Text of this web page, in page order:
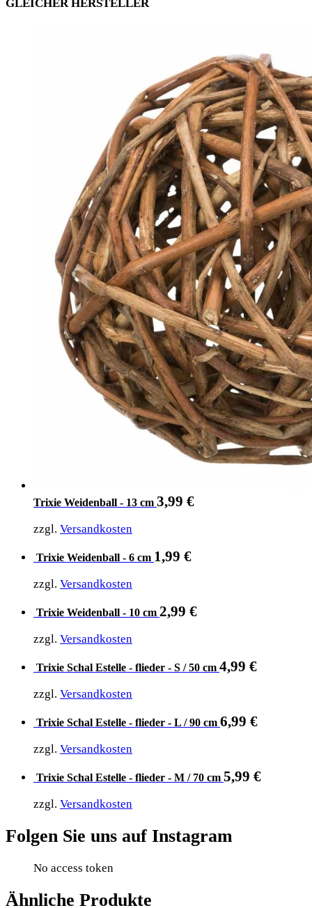
GLEICHER HERSTELLER
Trixie Weidenball - 13 cm 3,99 €
zzgl. Versandkosten
Trixie Weidenball - 6 cm 1,99 €
zzgl. Versandkosten
Trixie Weidenball - 10 cm 2,99 €
zzgl. Versandkosten
Trixie Schal Estelle - flieder - S / 50 cm 4,99 €
zzgl. Versandkosten
Trixie Schal Estelle - flieder - L / 90 cm 6,99 €
zzgl. Versandkosten
Trixie Schal Estelle - flieder - M / 70 cm 5,99 €
zzgl. Versandkosten
Folgen Sie uns auf Instagram
No access token
Ähnliche Produkte